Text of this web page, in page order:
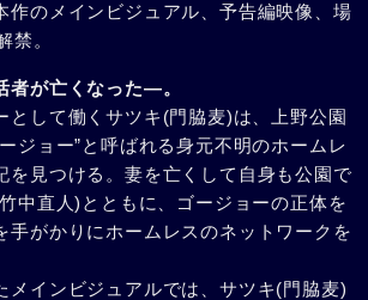
作のメインビジュアル、予告編映像、場
禁。
者が亡くなった―。
として働くサツキ(門脇麦)は、上野公園
ジョー”と呼ばれる身元不明のホームレ
を見つける。妻を亡くして自身も公園で
中直人)とともに、ゴージョーの正体を
手がかりにホームレスのネットワークを
メインビジュアルでは、サツキ(門脇麦)